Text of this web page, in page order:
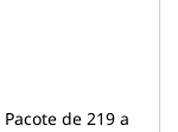
Pacote de 219 a